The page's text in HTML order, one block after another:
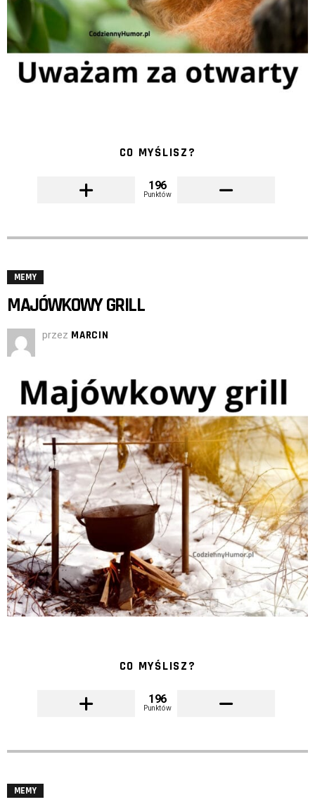
CO MYŚLISZ?
196
Punktów
MEMY
MAJÓWKOWY GRILL
przez MARCIN
CO MYŚLISZ?
196
Punktów
MEMY